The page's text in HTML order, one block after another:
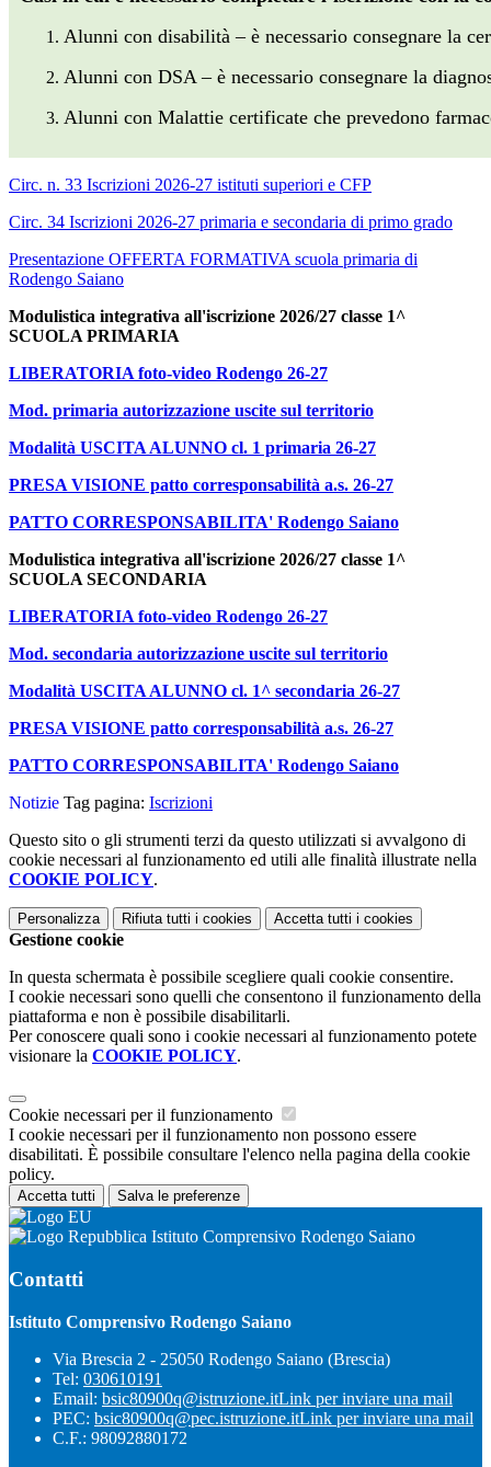
Alunni con disabilità – è necessario consegnare la
Alunni con DSA – è necessario consegnare la
Alunni con Malattie certificate che prevedono
Circ. n. 33 Iscrizioni 2026-27 istituti superiori e CFP
Circ. 34 Iscrizioni 2026-27 primaria e secondaria di primo grado
Presentazione OFFERTA FORMATIVA scuola primaria di
Rodengo Saiano
Modulistica integrativa all'iscrizione 2026/27 classe 1^
SCUOLA PRIMARIA
LIBERATORIA foto-video Rodengo 26-27
Mod. primaria autorizzazione uscite sul territorio
Modalità USCITA ALUNNO cl. 1 primaria 26-27
PRESA VISIONE patto corresponsabilità a.s. 26-27
PATTO CORRESPONSABILITA' Rodengo Saiano
Modulistica integrativa all'iscrizione 2026/27 classe 1^
SCUOLA SECONDARIA
LIBERATORIA foto-video Rodengo 26-27
Mod. secondaria autorizzazione uscite sul territorio
Modalità USCITA ALUNNO cl. 1^ secondaria 26-27
PRESA VISIONE patto corresponsabilità a.s. 26-27
PATTO CORRESPONSABILITA' Rodengo Saiano
Notizie Tag pagina: Iscrizioni
Questo sito o gli strumenti terzi da questo utilizzati si avvalgono di
cookie necessari al funzionamento ed utili alle finalità illustrate nella
COOKIE POLICY.
Personalizza Rifiuta tutti i cookies Accetta tutti i cookies
Gestione cookie
In questa schermata è possibile scegliere quali cookie consentire.
I cookie necessari sono quelli che consentono il funzionamento della
piattaforma e non è possibile disabilitarli.
Per conoscere quali sono i cookie necessari al funzionamento potete
visionare la COOKIE POLICY.
Cookie necessari per il funzionamento
I cookie necessari per il funzionamento non possono essere
disabilitati. È possibile consultare l'elenco nella pagina della cookie
policy.
Accetta tutti Salva le preferenze
Istituto Comprensivo Rodengo Saiano
Contatti
Istituto Comprensivo Rodengo Saiano
Via Brescia 2 - 25050 Rodengo Saiano (Brescia)
Tel: 030610191
Email: bsic80900q@istruzione.itLink per inviare una mail
PEC: bsic80900q@pec.istruzione.itLink per inviare una mail
C.F.: 98092880172